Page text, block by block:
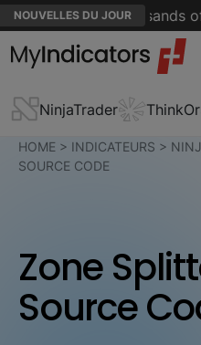
NOUVELLES DU JOUR
down for thousands of
NinjaTrader
HOME > INDICATEURS >
SOURCE CODE
Zone
Source